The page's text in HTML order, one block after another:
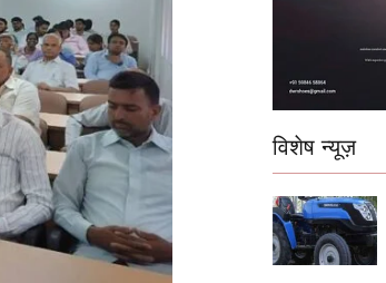
विशेष न्यूज़